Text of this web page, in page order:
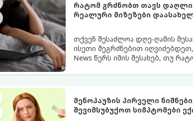
რატომ გრძნობთ თავს
რეალური მიზეზები
თქვენ შესაძლოა დღე-ღამის
ისეთი შეგრძნებით
News წერს იმის შესახებ, თუ
მენოპაუზის პირველი
შევიმსუბუქოთ სიმპტომები